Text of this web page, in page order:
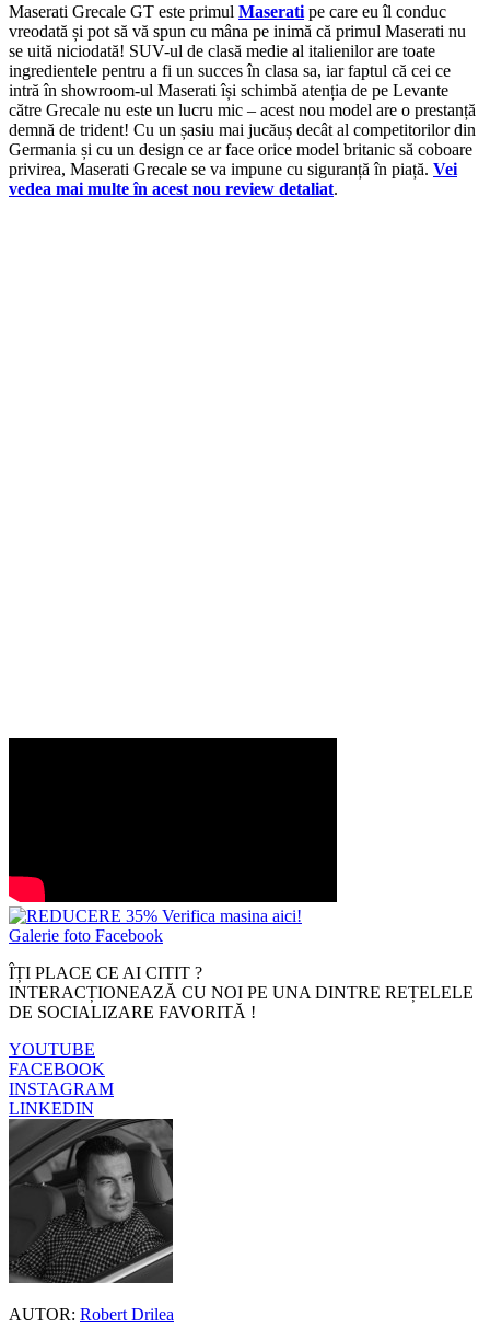
Maserati Grecale GT este primul Maserati pe care eu îl conduc
vreodată și pot să vă spun cu mâna pe inimă că primul Maserati nu
se uită niciodată! SUV-ul de clasă medie al italienilor are toate
ingredientele pentru a fi un succes în clasa sa, iar faptul că cei ce
intră în showroom-ul Maserati își schimbă atenția de pe Levante
către Grecale nu este un lucru mic – acest nou model are o prestanță
demnă de trident! Cu un șasiu mai jucăuș decât al competitorilor din
Germania și cu un design ce ar face orice model britanic să coboare
privirea, Maserati Grecale se va impune cu siguranță în piață. Vei
vedea mai multe în acest nou review detaliat.
Galerie foto Facebook
ÎȚI PLACE CE AI CITIT ?
INTERACȚIONEAZĂ CU NOI PE UNA DINTRE REȚELELE
DE SOCIALIZARE FAVORITĂ !
YOUTUBE
FACEBOOK
INSTAGRAM
LINKEDIN
AUTOR: Robert Drilea